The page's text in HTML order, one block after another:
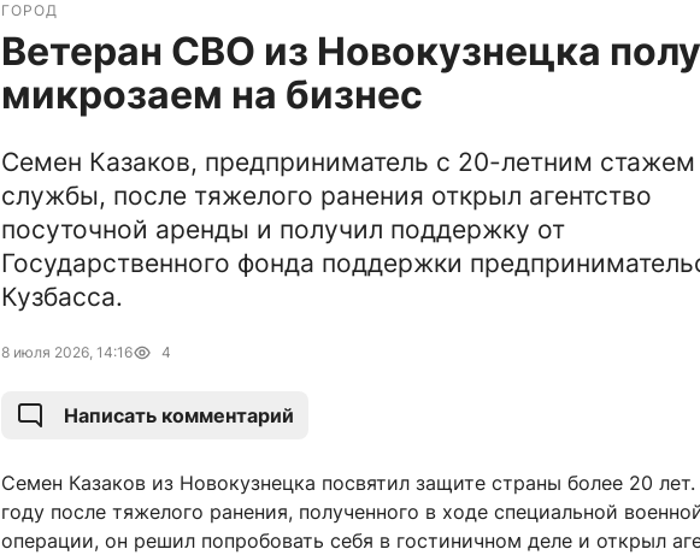
ГОРОД
Ветеран СВО из Новокузнецка
микрозаем на бизнес
Семен Казаков, предприниматель с 20-летним стажем
службы, после тяжелого ранения открыл агентство
посуточной аренды и получил поддержку от
Государственного фонда поддержки
Кузбасса.
8 июля 2026, 14:16 4
Написать комментарий
Семен Казаков из Новокузнецка посвятил защите страны более 20
году после тяжелого ранения, полученного в ходе специальной
операции, он решил попробовать себя в гостиничном деле и открыл